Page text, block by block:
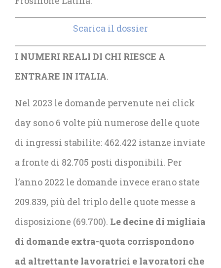
Scarica il dossier
I NUMERI REALI DI CHI RIESCE A
ENTRARE IN ITALIA.
Nel 2023 le domande pervenute nei click
day sono 6 volte più numerose delle quote
di ingressi stabilite: 462.422 istanze inviate
a fronte di 82.705 posti disponibili. Per
l’anno 2022 le domande invece erano state
209.839, più del triplo delle quote messe a
disposizione (69.700). Le decine di migliaia
di domande extra-quota corrispondono
ad altrettante lavoratrici e lavoratori che